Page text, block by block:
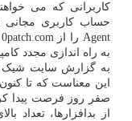
کاربرانی که می
به راه اندازی مجدد
به گزارش سایت شیک
این معناست که تا
صفر روز فرصت پیدا
از بدافزارها،